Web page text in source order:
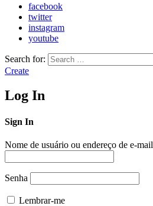
facebook
twitter
instagram
youtube
Search for:
Create
Log In
Sign In
Nome de usuário ou endereço de e-mail
Senha
Lembrar-me